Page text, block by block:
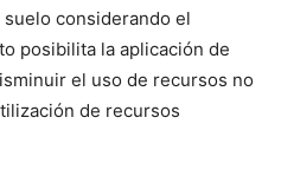
considerando el
posibilita la aplicación de
el uso de recursos no
de recursos